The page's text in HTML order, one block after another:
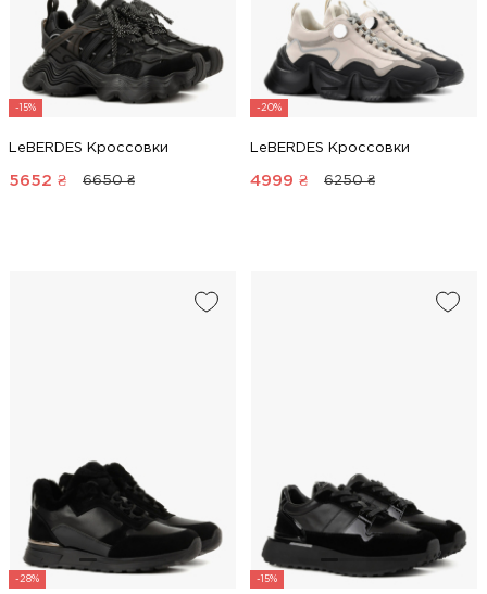
-15%
LeBERDES Кроссовки
5652 ₴ 6650 ₴
-20%
LeBERDES Кроссовки
4999 ₴ 6250 ₴
-28% -15%